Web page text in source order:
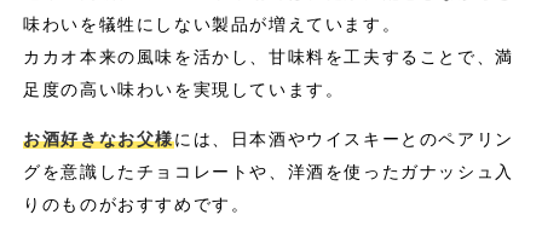
味わいを犠牲にしない製品が増えています。
カカオ本来の風味を活かし、甘味料を工夫することで、満
足度の高い味わいを実現しています。
お酒好きなお父様には、日本酒やウイスキーとのペアリン
グを意識したチョコレートや、洋酒を使ったガナッシュ入
りのものがおすすめです。